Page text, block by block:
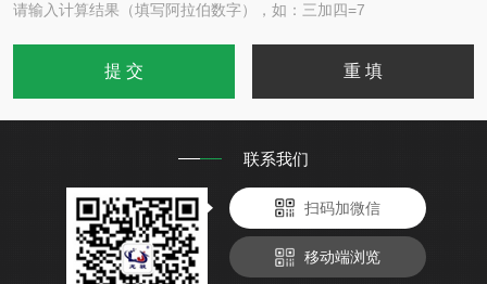
请输入计算结果（填写阿拉伯数字），如：三加四=7
联系我们
扫码加微信
移动端浏览